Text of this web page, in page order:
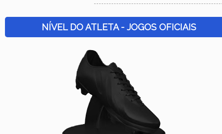
NÍVEL DO ATLETA - JOGOS OFICIAIS